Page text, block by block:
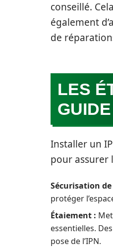
conseillé.
également
de
LES
Installer un
pour assurer
Sécurisation
protéger
Étaiement :
essentielles.
pose de l’IPN.